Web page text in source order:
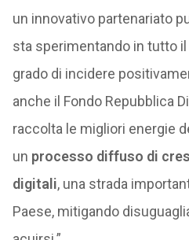
un innovativo partenariato
sta sperimentando in tutto
grado di incidere
anche il Fondo Repubblica
raccolta le migliori energie
un processo diffuso di
digitali, una strada
Paese, mitigando